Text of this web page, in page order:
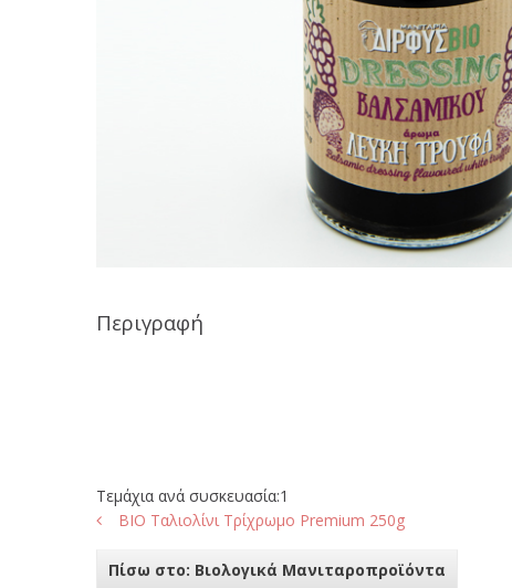
Περιγραφή
Τεμάχια ανά συσκευασία:1
BIO Ταλιολίνι Τρίχρωμο Premium 250g
Πίσω στο: Βιολογικά Μανιταροπροϊόντα